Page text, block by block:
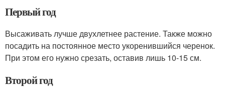
Первый год
Высаживать лучше двухлетнее растение. Также можно
посадить на постоянное место укоренившийся черенок.
При этом его нужно срезать, оставив лишь 10-15 см.
Второй год